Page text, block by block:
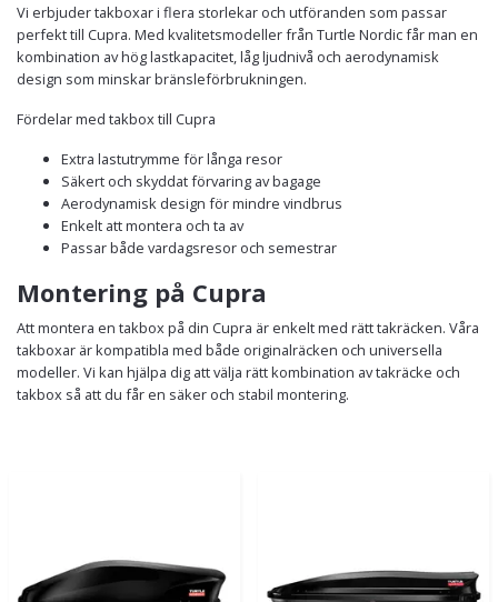
Vi erbjuder takboxar i flera storlekar och utföranden som passar
perfekt till Cupra. Med kvalitetsmodeller från Turtle Nordic får man en
kombination av hög lastkapacitet, låg ljudnivå och aerodynamisk
design som minskar bränsleförbrukningen.
Fördelar med takbox till Cupra
Extra lastutrymme för långa resor
Säkert och skyddat förvaring av bagage
Aerodynamisk design för mindre vindbrus
Enkelt att montera och ta av
Passar både vardagsresor och semestrar
Montering på Cupra
Att montera en takbox på din Cupra är enkelt med rätt takräcken. Våra
takboxar är kompatibla med både originalräcken och universella
modeller. Vi kan hjälpa dig att välja rätt kombination av takräcke och
takbox så att du får en säker och stabil montering.